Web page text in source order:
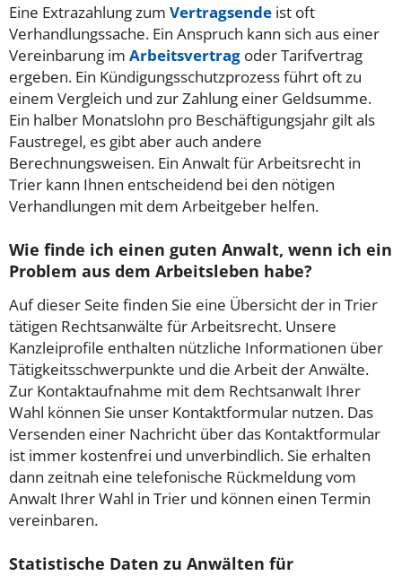
Eine Extrazahlung zum Vertragsende ist oft
Verhandlungssache. Ein Anspruch kann sich aus einer
Vereinbarung im Arbeitsvertrag oder Tarifvertrag
ergeben. Ein Kündigungsschutzprozess führt oft zu
einem Vergleich und zur Zahlung einer Geldsumme.
Ein halber Monatslohn pro Beschäftigungsjahr gilt als
Faustregel, es gibt aber auch andere
Berechnungsweisen. Ein Anwalt für Arbeitsrecht in
Trier kann Ihnen entscheidend bei den nötigen
Verhandlungen mit dem Arbeitgeber helfen.
Wie finde ich einen guten Anwalt, wenn ich ein
Problem aus dem Arbeitsleben habe?
Auf dieser Seite finden Sie eine Übersicht der in Trier
tätigen Rechtsanwälte für Arbeitsrecht. Unsere
Kanzleiprofile enthalten nützliche Informationen über
Tätigkeitsschwerpunkte und die Arbeit der Anwälte.
Zur Kontaktaufnahme mit dem Rechtsanwalt Ihrer
Wahl können Sie unser Kontaktformular nutzen. Das
Versenden einer Nachricht über das Kontaktformular
ist immer kostenfrei und unverbindlich. Sie erhalten
dann zeitnah eine telefonische Rückmeldung vom
Anwalt Ihrer Wahl in Trier und können einen Termin
vereinbaren.
Statistische Daten zu Anwälten für